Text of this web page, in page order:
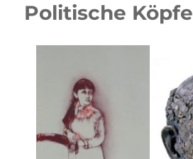
Politische Köpfe